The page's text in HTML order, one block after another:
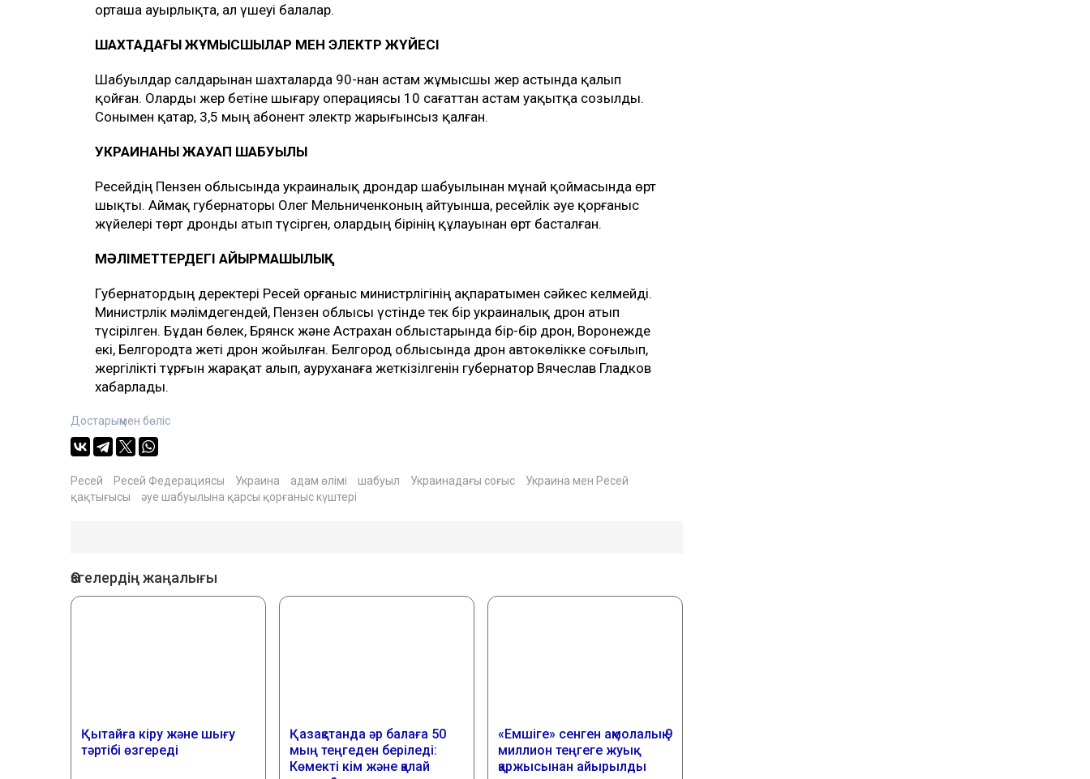
орташа ауырлықта, ал үшеуі балалар.
ШАХТАДАҒЫ ЖҰМЫСШЫЛАР МЕН ЭЛЕКТР ЖҮЙЕСІ
Шабуылдар салдарынан шахталарда 90-нан астам жұмысшы жер астында қалып
қойған. Оларды жер бетіне шығару операциясы 10 сағаттан астам уақытқа созылды.
Сонымен қатар, 3,5 мың абонент электр жарығынсыз қалған.
УКРАИНАНЫҢ ЖАУАП ШАБУЫЛЫ
Ресейдің Пензен облысында украиналық дрондар шабуылынан мұнай қоймасында өрт
шықты. Аймақ губернаторы Олег Мельниченконың айтуынша, ресейлік әуе қорғаныс
жүйелері төрт дронды атып түсірген, олардың бірінің құлауынан өрт басталған.
МӘЛІМЕТТЕРДЕГІ АЙЫРМАШЫЛЫҚ
Губернатордың деректері Ресей Қорғаныс министрлігінің ақпаратымен сәйкес келмейді.
Министрлік мәлімдегендей, Пензен облысы үстінде тек бір украиналық дрон атып
түсірілген. Бұдан бөлек, Брянск және Астрахан облыстарында бір-бір дрон, Воронежде
екі, Белгородта жеті дрон жойылған. Белгород облысында дрон автокөлікке соғылып,
жергілікті тұрғын жарақат алып, ауруханаға жеткізілгенін губернатор Вячеслав Гладков
хабарлады.
Достарыңмен бөліс
Ресей Ресей Федерациясы Украина адам өлімі шабуыл Украинадағы соғыс
Украина мен Ресей
қақтығысы
әуе шабуылына қарсы қорғаныс күштері